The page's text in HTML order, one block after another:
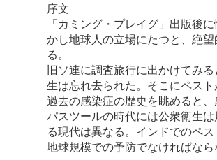
序文
「カミング・プレイグ」出版後
かし地球人の立場にたつと、絶
る。
旧ソ連に調査旅行に出かけてみ
生は忘れ去られた。そこにペスト
過去の感染症の歴史を眺めると
パスツールの時代には公衆衛生
る現代は異なる。インドでのペ
地球規模での予防でなければな